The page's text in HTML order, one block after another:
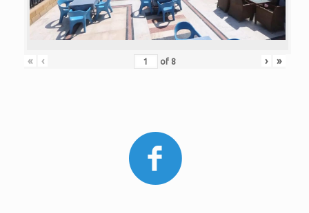
« ‹ of 8 › »